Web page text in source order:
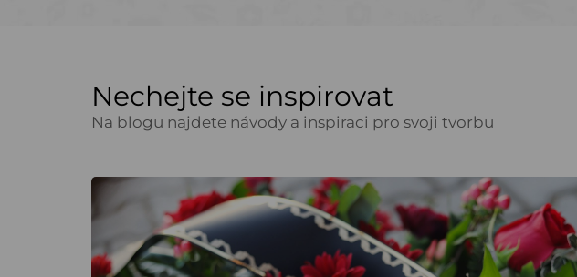
Nechejte se inspirovat
Na blogu najdete návody a inspiraci pro svoji tvorbu